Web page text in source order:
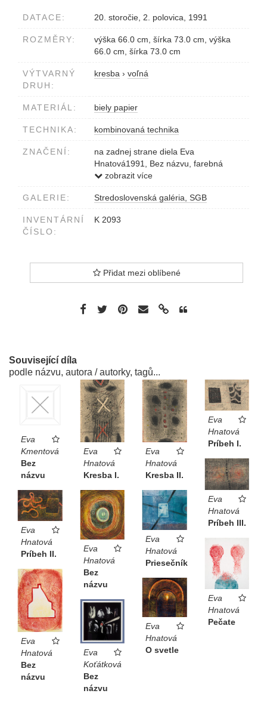
DATACE: 20. storočie, 2. polovica, 1991
ROZMĚRY:
výška 66.0 cm, šírka 73.0 cm, výška
66.0 cm, šírka 73.0 cm
VÝTVARNÝ
DRUH:
kresba › voľná
MATERIÁL: biely papier
TECHNIKA: kombinovaná technika
ZNAČENÍ:
na zadnej strane diela Eva
Hnatová1991, Bez názvu, farebná
monotypia, 73x66 cm
zobrazit více
GALERIE: Stredoslovenská galéria, SGB
INVENTÁRNÍ
ČÍSLO:
K 2093
Přidat mezi oblíbené
Související díla
podle názvu, autora / autorky, tagů...
Eva
Kmentová
Bez
názvu
Eva
Hnatová
Kresba I.
Eva
Hnatová
Kresba II.
Eva
Hnatová
Príbeh I.
Eva
Hnatová
Príbeh III.
Eva
Hnatová
Príbeh II.
Eva
Hnatová
Bez
názvu
Eva
Hnatová
Priesečník
Eva
Hnatová
Pečate
Eva
Hnatová
Bez
názvu
Eva
Hnatová
O svetle
Eva
Koťátková
Bez
názvu